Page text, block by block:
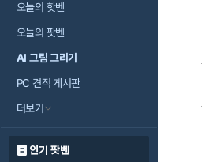
오늘의 핫벤
오늘의 팟벤
AI 그림 그리기
PC 견적 게시판
더보기
인기 팟벤